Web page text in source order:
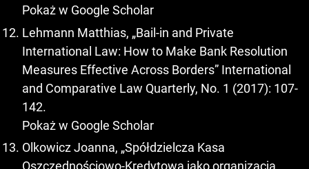
Pokaż w Google Scholar
Lehmann Matthias, „Bail-in and Private
International Law: How to Make Bank Resolution
Measures Effective Across Borders” International
and Comparative Law Quarterly, No. 1 (2017): 107-
142.
Pokaż w Google Scholar
Olkowicz Joanna, „Spółdzielcza Kasa
Oszczędnościowo-Kredytowa jako organizacja